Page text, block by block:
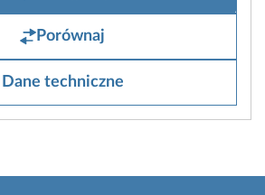
Porównaj
Dane techniczne